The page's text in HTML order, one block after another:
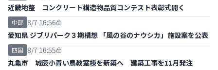
近畿地整 コンクリート構造物品質コンテスト表彰式開く
中部 8/7 16:56
愛知県 ジブリパーク３期構想 「風の谷のナウシカ」施設案を公表
四国 8/7 16:55
丸亀市 城辰小青い鳥教室棟を新築へ 建築工事を11月発注